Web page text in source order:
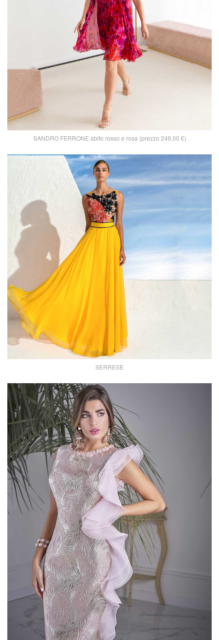
SANDRO FERRONE abito rosso e rosa (prezzo 249,00 €)
SERRESE